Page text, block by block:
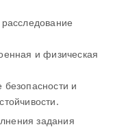
и физическая
и
задания